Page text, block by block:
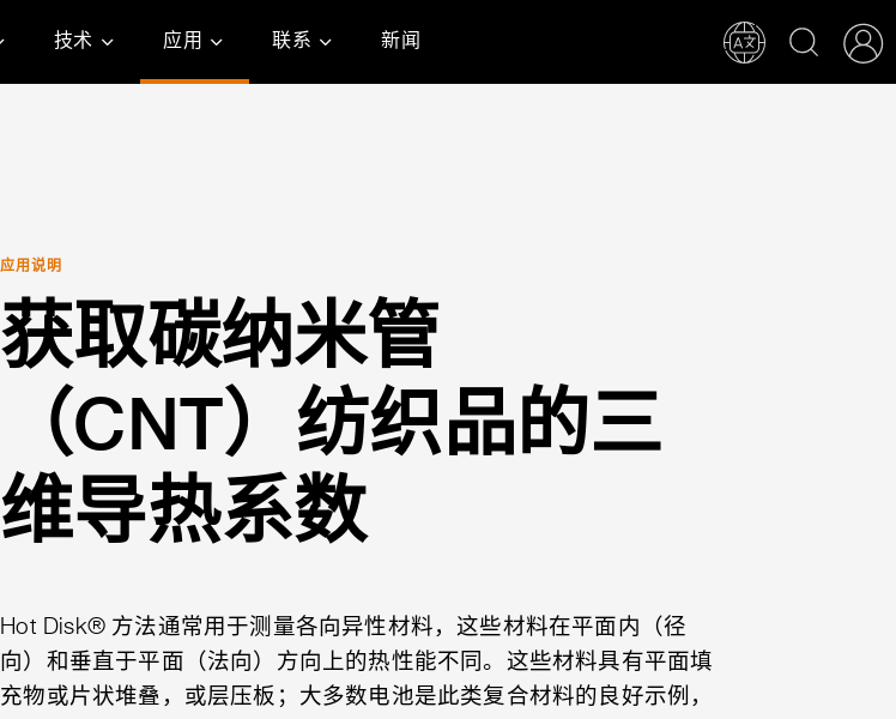
技术 应用 联系 新闻
应用说明
获取碳纳米管
（CNT）纺织品的三
维导热系数
Hot Disk® 方法通常用于测量各向异性材料，这些材料在平面内（径
向）和垂直于平面（法向）方向上的热性能不同。这些材料具有平面填
充物或片状堆叠，或层压板；大多数电池是此类复合材料的良好示例，